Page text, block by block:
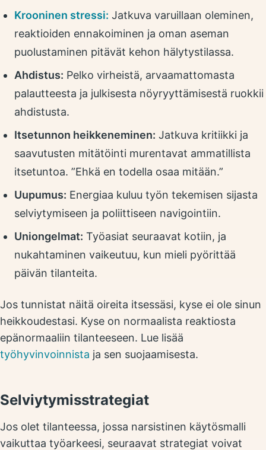
Krooninen stressi: Jatkuva varuillaan oleminen,
reaktioiden ennakoiminen ja oman aseman
puolustaminen pitävät kehon hälytystilassa.
Ahdistus: Pelko virheistä, arvaamattomasta
palautteesta ja julkisesta nöyryyttämisestä ruokkii
ahdistusta.
Itsetunnon heikkeneminen: Jatkuva kritiikki ja
saavutusten mitätöinti murentavat ammatillista
itsetuntoa. ”Ehkä en todella osaa mitään.”
Uupumus: Energiaa kuluu työn tekemisen sijasta
selviytymiseen ja poliittiseen navigointiin.
Uniongelmat: Työasiat seuraavat kotiin, ja
nukahtaminen vaikeutuu, kun mieli pyörittää
päivän tilanteita.
Jos tunnistat näitä oireita itsessäsi, kyse ei ole sinun
heikkoudestasi. Kyse on normaalista reaktiosta
epänormaaliin tilanteeseen. Lue lisää
työhyvinvoinnista ja sen suojaamisesta.
Selviytymisstrategiat
Jos olet tilanteessa, jossa narsistinen käytösmalli
vaikuttaa työarkeesi, seuraavat strategiat voivat